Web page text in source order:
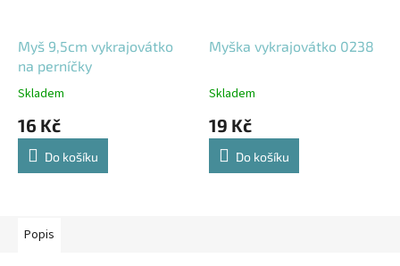
Myš 9,5cm vykrajovátko
na perníčky
Skladem
16 Kč
Do košíku
Myška vykrajovátko 0238
Skladem
19 Kč
Do košíku
Popis